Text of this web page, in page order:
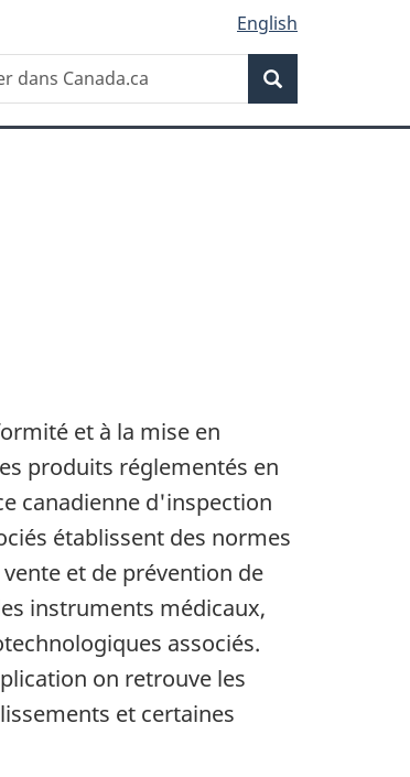
English
et à la mise en
produits réglementés en
canadienne d'inspection
établissent des normes
et de prévention de
instruments médicaux,
associés.
on retrouve les
et certaines